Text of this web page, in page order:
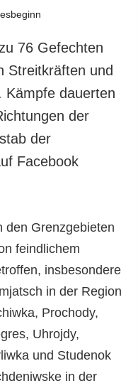
services
Vertraulichkeit
und zum Schutz
Daten
LEISTUNGEN
Abonnement
Fotobank
76 Gefechten
Streitkräften und
Kämpfe dauerten
der
der
Facebook
den Grenzgebieten
feindlichem
insbesondere
in der Region
Prochody,
Uhrojdy,
und Studenok
in der